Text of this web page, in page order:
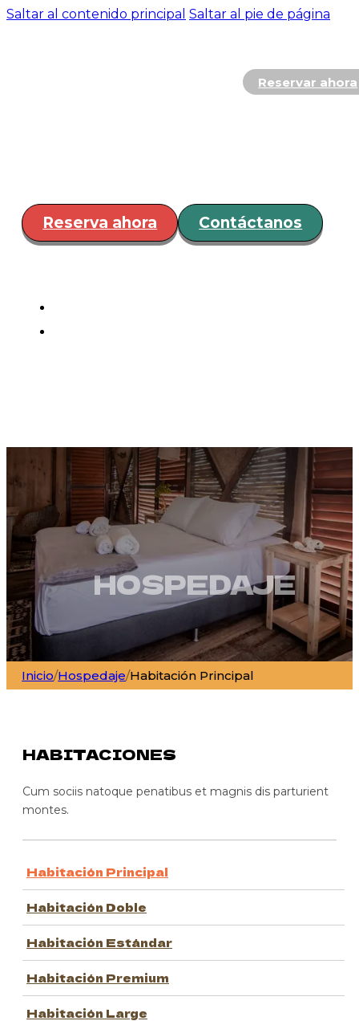
Saltar al contenido principal Saltar al pie de página
Reservar ahora
Restaurante y
Reserva ahora Contáctanos
HOSPEDAJE
Inicio/Hospedaje/Habitación Principal
HABITACIONES
Cum sociis natoque penatibus et magnis dis parturient
montes.
Habitación Principal
Habitación Doble
Habitación Estándar
Habitación Premium
Habitación Large